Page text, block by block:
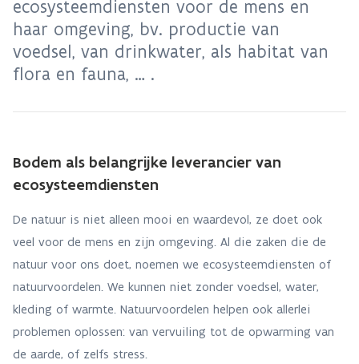
ecosysteemdiensten voor de mens en
haar omgeving, bv. productie van
voedsel, van drinkwater, als habitat van
flora en fauna, … .
Bodem als belangrijke leverancier van
ecosysteemdiensten
De natuur is niet alleen mooi en waardevol, ze doet ook
veel voor de mens en zijn omgeving. Al die zaken die de
natuur voor ons doet, noemen we ecosysteemdiensten of
natuurvoordelen. We kunnen niet zonder voedsel, water,
kleding of warmte. Natuurvoordelen helpen ook allerlei
problemen oplossen: van vervuiling tot de opwarming van
de aarde, of zelfs stress.